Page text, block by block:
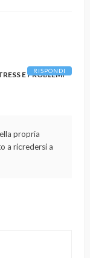
E PROBLEMI
propria
a ricredersi a
RISPONDI